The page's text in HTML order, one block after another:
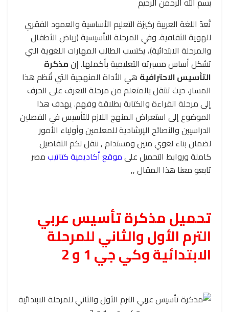
تُعدّ اللغة العربية ركيزة التعليم الأساسية والعمود الفقري
للهوية الثقافية. وفي المرحلة التأسيسية (رياض الأطفال
والمرحلة الابتدائية)، يكتسب الطالب المهارات اللغوية التي
تشكل أساس مسيرته التعليمية بأكملها. إنمذكرة
التأسيس الاحترافية هي الأداة المنهجية التي تُنظم هذا
المسار، حيث تنتقل بالمتعلم من مرحلة التعرف على الحرف
إلى مرحلة القراءة والكتابة بطلاقة وفهم. يهدف هذا
الموضوع إلى استعراض المنهج اللازم للتأسيس في الفصلين
الدراسيين والنصائح الإرشادية للمعلمين وأولياء الأمور
لضمان بناء لغوي متين ومستدام , ننقل لكم التفاصيل
كاملة وروابط التحميل علىموقع أكاديمية كتاتيبمصر
تابعو معنا هذا المقال ,,
تحميل مذكرة تأسيس عربي
الترم الأول والثاني للمرحلة
الابتدائية وكي جي 1 و 2